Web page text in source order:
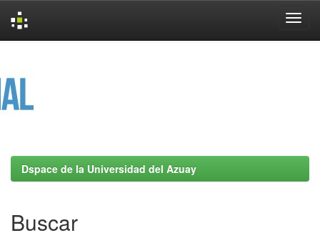
Dspace de la Universidad del Azuay
Buscar